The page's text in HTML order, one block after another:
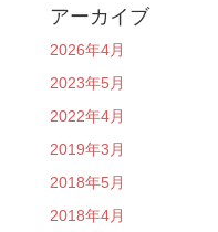
アーカイブ
2026年4月
2023年5月
2022年4月
2019年3月
2018年5月
2018年4月